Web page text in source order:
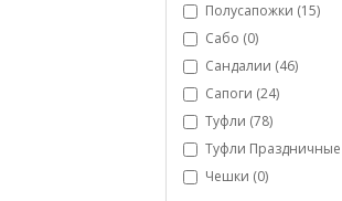
Полусапожки (15)
Сабо (0)
Сандалии (46)
Сапоги (24)
Туфли (78)
Туфли Праздничные
Чешки (0)